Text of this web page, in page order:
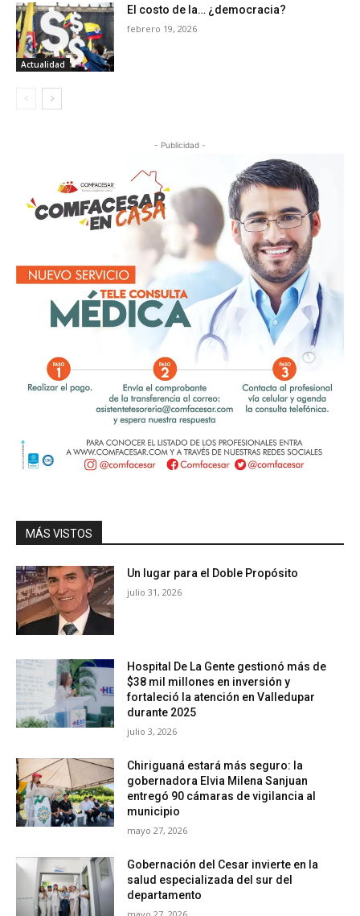
Actualidad
El costo de la… ¿democracia?
febrero 19, 2026
- Publicidad -
MÁS VISTOS
Un lugar para el Doble Propósito
julio 31, 2026
Hospital De La Gente gestionó más de
$38 mil millones en inversión y
fortaleció la atención en Valledupar
durante 2025
julio 3, 2026
Chiriguaná estará más seguro: la
gobernadora Elvia Milena Sanjuan
entregó 90 cámaras de vigilancia al
municipio
mayo 27, 2026
Gobernación del Cesar invierte en la
salud especializada del sur del
departamento